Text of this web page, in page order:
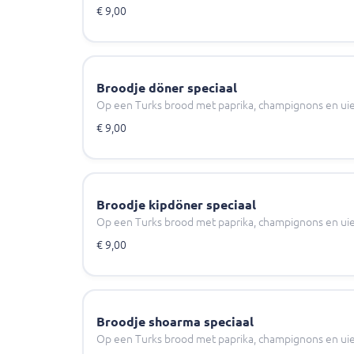
€ 9,00
Broodje döner speciaal
Op een Turks brood met paprika, champignons en
€ 9,00
Broodje kipdöner speciaal
Op een Turks brood met paprika, champignons en
€ 9,00
Broodje shoarma speciaal
Op een Turks brood met paprika, champignons en